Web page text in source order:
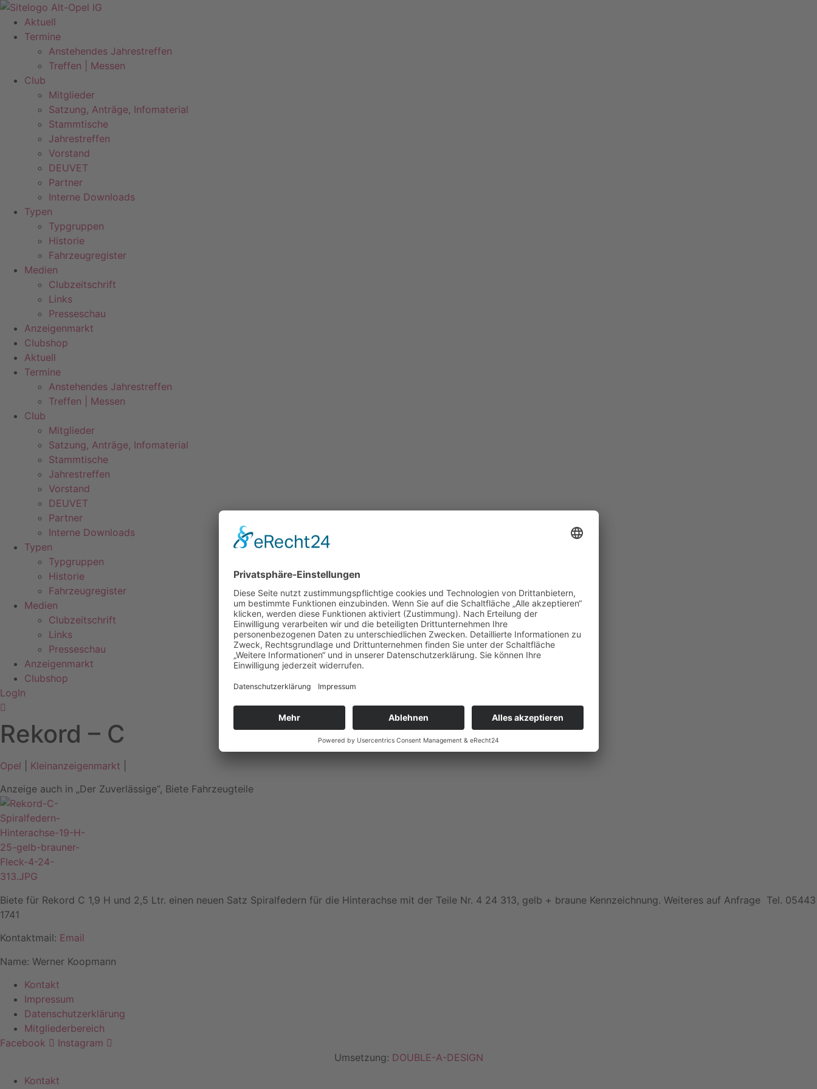
Zum
Inhalt
springen
Aktuell
Termine
Anstehendes Jahrestreffen
Treffen | Messen
Club
Mitglieder
Satzung, Anträge, Infomaterial
Stammtische
Jahrestreffen
Vorstand
DEUVET
Partner
Interne Downloads
Typen
Typgruppen
Historie
Fahrzeugregister
Medien
Clubzeitschrift
Links
Presseschau
Anzeigenmarkt
Clubshop
Aktuell
Termine
Anstehendes Jahrestreffen
Treffen | Messen
Club
Mitglieder
Satzung, Anträge, Infomaterial
Stammtische
Jahrestreffen
Vorstand
DEUVET
Partner
Interne Downloads
Typen
Typgruppen
Historie
Fahrzeugregister
Medien
Clubzeitschrift
Links
Presseschau
Anzeigenmarkt
Clubshop
LogIn
Rekord – C
Opel Kleinanzeigenmarkt
Anzeige auch in „Der Zuverlässige“, Biete Fahrzeugteile
Biete für Rekord C 1,9 H und 2,5 Ltr. einen neuen Satz Spiralfedern für die Hinterachse mit der Teile Nr. 4 24 313, gelb + braune Kennzeichnung. Weiteres auf Anfrage Tel. 05443
1741
Kontaktmail: Email
Name: Werner Koopmann
Kontakt
Impressum
Datenschutzerklärung
Mitgliederbereich
Facebook
Instagram
Umsetzung: DOUBLE-A-DESIGN
Kontakt